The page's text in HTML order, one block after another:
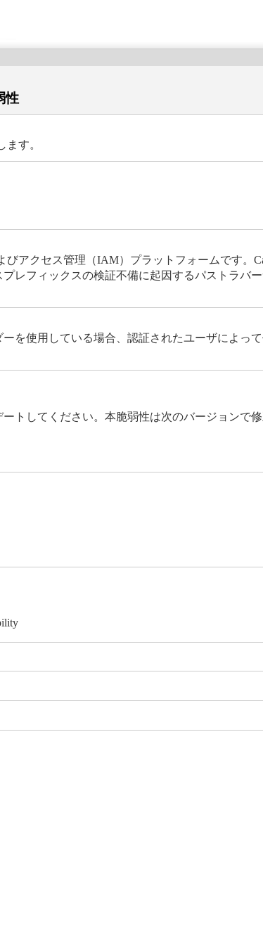
性
す。
びアクセス管理（IAM）プラットフォームです。
レフィックスの検証不備に起因するパストラバ
を使用している場合、認証されたユーザによっ
トしてください。本脆弱性は次のバージョンで修